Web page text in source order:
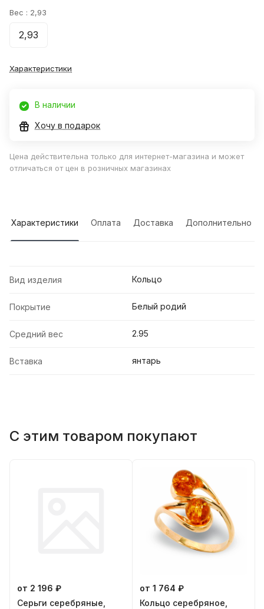
Вес : 2,93
2,93
Характеристики
В наличии
Хочу в подарок
Цена действительна только для интернет-магазина и может
отличаться от цен в розничных магазинах
Характеристики Оплата Доставка Дополнительно
Вид изделия Кольцо
Покрытие Белый родий
Средний вес 2.95
Вставка янтарь
С этим товаром покупают
от 2 196 ₽
Серьги серебряные,
от 1 764 ₽
Кольцо серебряное,